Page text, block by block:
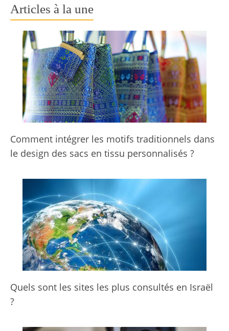
Articles à la une
Comment intégrer les motifs traditionnels dans
le design des sacs en tissu personnalisés ?
Quels sont les sites les plus consultés en Israël
?